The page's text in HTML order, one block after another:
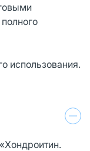
использования.